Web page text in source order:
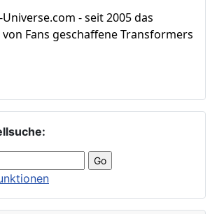
- seit 2005 das
Fans geschaffene Transformers